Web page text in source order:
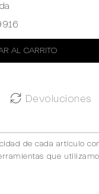
AL CARRITO
Devoluciones
de cada artículo
que